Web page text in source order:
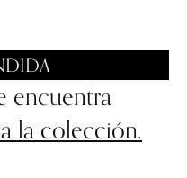
encuentra
la colección.